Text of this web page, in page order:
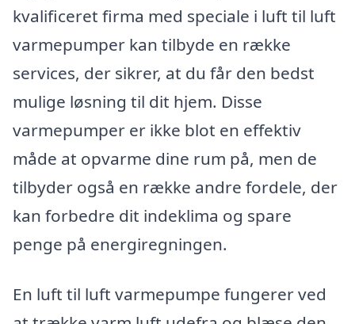
kvalificeret firma med speciale i luft til luft
varmepumper kan tilbyde en række
services, der sikrer, at du får den bedst
mulige løsning til dit hjem. Disse
varmepumper er ikke blot en effektiv
måde at opvarme dine rum på, men de
tilbyder også en række andre fordele, der
kan forbedre dit indeklima og spare
penge på energiregningen.
En luft til luft varmepumpe fungerer ved